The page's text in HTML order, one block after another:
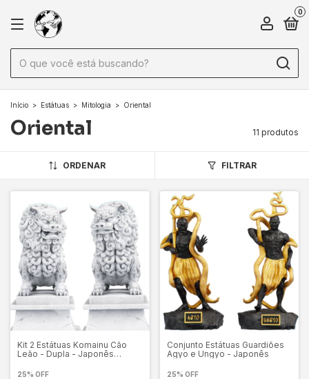
0
Início > Estátuas > Mitologia > Oriental
Oriental 11 produtos
ORDENAR FILTRAR
Kit 2 Estátuas Komainu Cão
Leão - Dupla - Japonês
25% OFF
Conjunto Estátuas Guardiões
Agyo e Ungyo - Japonês
25% OFF